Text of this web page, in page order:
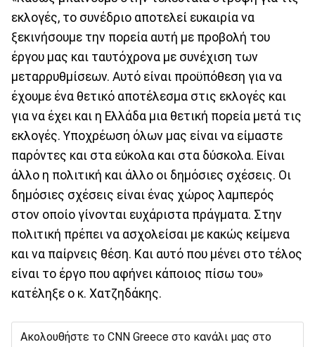
εκλογές, το συνέδριο αποτελεί ευκαιρία να
ξεκινήσουμε την πορεία αυτή με προβολή του
έργου μας και ταυτόχρονα με συνέχιση των
μεταρρυθμίσεων. Αυτό είναι προϋπόθεση για να
έχουμε ένα θετικό αποτέλεσμα στις εκλογές και
για να έχει και η Ελλάδα μια θετική πορεία μετά τις
εκλογές. Υποχρέωση όλων μας είναι να είμαστε
παρόντες και στα εύκολα και στα δύσκολα. Είναι
άλλο η πολιτική και άλλο οι δημόσιες σχέσεις. Οι
δημόσιες σχέσεις είναι ένας χώρος λαμπερός
στον οποίο γίνονται ευχάριστα πράγματα. Στην
πολιτική πρέπει να ασχολείσαι με κακώς κείμενα
και να παίρνεις θέση. Και αυτό που μένει στο τέλος
είναι το έργο που αφήνει κάποιος πίσω του»
κατέληξε ο κ. Χατζηδάκης.
Ακολουθήστε το CNN Greece στο κανάλι μας στο